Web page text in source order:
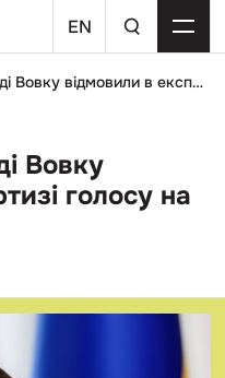
EN
Скандальному судді Вовку відмовили в експертизі голосу на плівках НАБУ
Вовку
голосу на